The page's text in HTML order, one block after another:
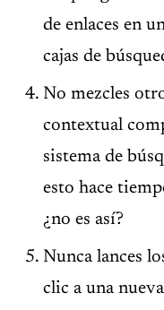
de enlaces en
cajas de
No mezcles
contextual
sistema de
esto hace
¿no es así?
Nunca lances
clic a una